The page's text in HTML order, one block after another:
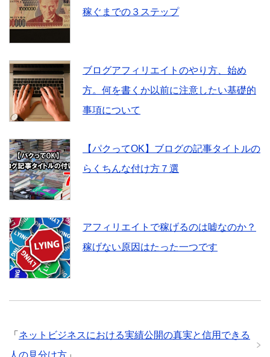
稼ぐまでの３ステップ
ブログアフィリエイトのやり方、始め
方。何を書くか以前に注意したい基礎的
事項について
【パクってOK】ブログの記事タイトルの
らくちんな付け方７選
アフィリエイトで稼げるのは嘘なのか？
稼げない原因はたった一つです
「 ネットビジネスにおける実績公開の真実と信用できる
人の見分け方 」